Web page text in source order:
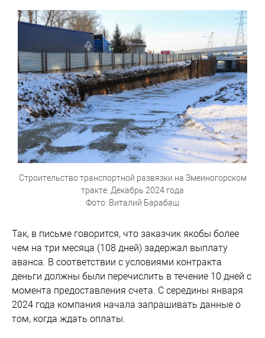
Строительство транспортной развязки на Змеиногорском
тракте. Декабрь 2024 года
Фото: Виталий Барабаш
Так, в письме говорится, что заказчик якобы более
чем на три месяца (108 дней) задержал выплату
аванса. В соответствии с условиями контракта
деньги должны были перечислить в течение 10 дней с
момента предоставления счета. С середины января
2024 года компания начала запрашивать данные о
том, когда ждать оплаты.